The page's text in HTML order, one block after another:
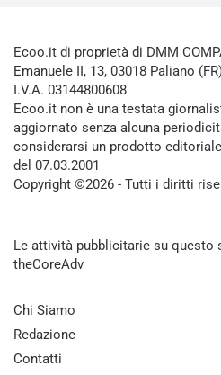
Ecoo.it di proprietà di DMM
Emanuele II, 13, 03018 Paliano
I.V.A. 03144800608
Ecoo.it non è una testata
aggiornato senza alcuna
considerarsi un prodotto
del 07.03.2001
Copyright ©2026 - Tutti i diritti
Le attività pubblicitarie su questo
theCoreAdv
Chi Siamo
Redazione
Contatti